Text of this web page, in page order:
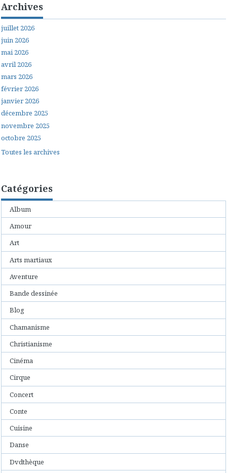
Archives
juillet 2026
juin 2026
mai 2026
avril 2026
mars 2026
février 2026
janvier 2026
décembre 2025
novembre 2025
octobre 2025
Toutes les archives
Catégories
Album
Amour
Art
Arts martiaux
Aventure
Bande dessinée
Blog
Chamanisme
Christianisme
Cinéma
Cirque
Concert
Conte
Cuisine
Danse
Dvdthèque